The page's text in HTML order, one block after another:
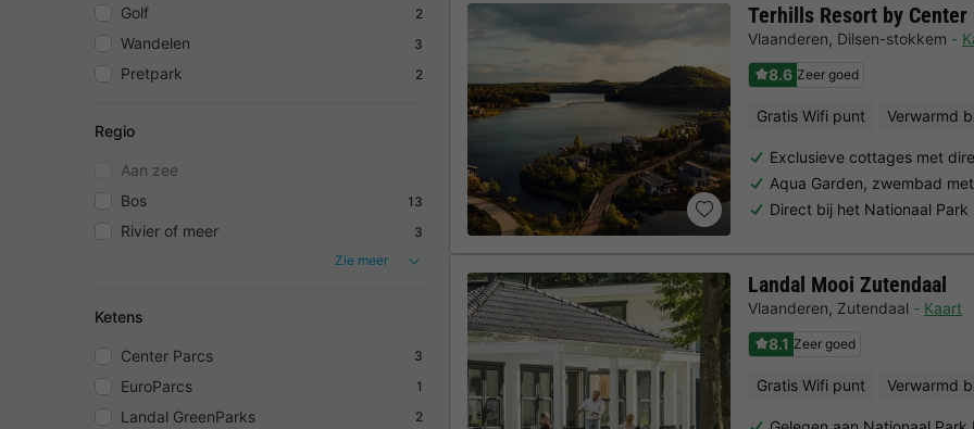
Golf
2
Wandelen 3
Pretpark 2
Regio
Aan zee
Bos
13
Rivier of meer
3
Zie meer
Ketens
Center Parcs 3
EuroParcs 1
Landal GreenParks 2
Terhills Resort by Center
Vlaanderen, Dilsen-stokkem
8.6 Zeer goed
Gratis Wifi punt Verwarmd
Exclusieve cottages met
Aqua Garden, zwembad
Direct bij het Nationaal Park
Landal Mooi Zutendaal
Vlaanderen, Zutendaal
Kaart
8.1 Zeer goed
Gratis Wifi punt Verwarmd